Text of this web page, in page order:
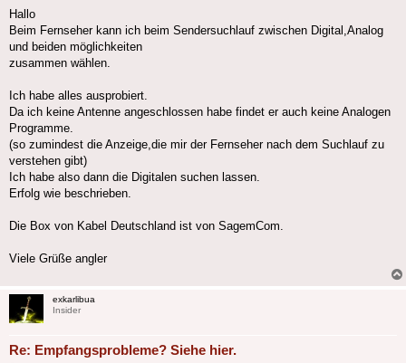
Hallo
Beim Fernseher kann ich beim Sendersuchlauf zwischen Digital,Analog
und beiden möglichkeiten
zusammen wählen.
Ich habe alles ausprobiert.
Da ich keine Antenne angeschlossen habe findet er auch keine Analogen
Programme.
(so zumindest die Anzeige,die mir der Fernseher nach dem Suchlauf zu
verstehen gibt)
Ich habe also dann die Digitalen suchen lassen.
Erfolg wie beschrieben.
Die Box von Kabel Deutschland ist von SagemCom.
Viele Grüße angler
exkarlibua
Insider
Re: Empfangsprobleme? Siehe hier.